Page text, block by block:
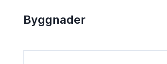
Byggnader